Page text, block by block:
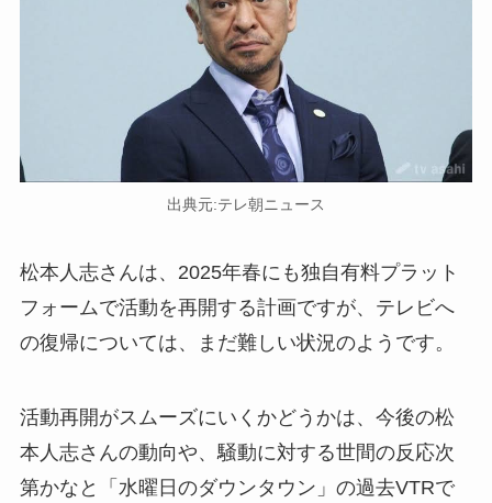
出典元:テレ朝ニュース
松本人志さんは、2025年春にも独自有料プラット
フォームで活動を再開する計画ですが、テレビへ
の復帰については、まだ難しい状況のようです。
活動再開がスムーズにいくかどうかは、今後の松
本人志さんの動向や、騒動に対する世間の反応次
第かなと「水曜日のダウンタウン」の過去VTRで